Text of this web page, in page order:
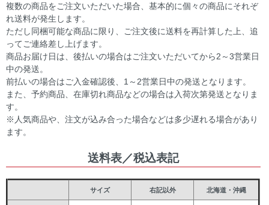
複数の商品をご注文いただいた場合、基本的に個々の商品にそれぞ
れ送料が発生します。
ただし同梱可能な商品に限り、ご注文後に送料を再計算した上、追
ってご連絡差し上げます。
商品お届け日は、後払いの場合はご注文いただいてから2～3営業日
中の発送。
前払いの場合はご入金確認後、1～2営業日中の発送となります。
また、予約商品、在庫切れ商品などの場合は入荷次第発送となりま
す。
※人気商品や、注文が込み合った場合などは多少遅れる場合があり
ます。
送料表／税込表記
サイズ 右記以外 北海道・沖縄